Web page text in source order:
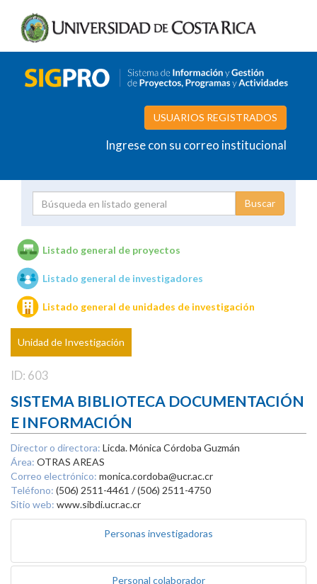
USUARIOS REGISTRADOS
Ingrese con su correo institucional
Unidades de investigación
Listado general de proyectos
Listado general de investigadores
Listado general de unidades de investigación
Unidad de Investigación
ID: 603
SISTEMA BIBLIOTECA DOCUMENTACIÓN
E INFORMACIÓN
Director o directora: Licda. Mónica Córdoba Guzmán
Área: OTRAS AREAS
Correo electrónico: monica.cordoba@ucr.ac.cr
Teléfono: (506) 2511-4461 / (506) 2511-4750
Sitio web: www.sibdi.ucr.ac.cr
Personas investigadoras
Personal colaborador